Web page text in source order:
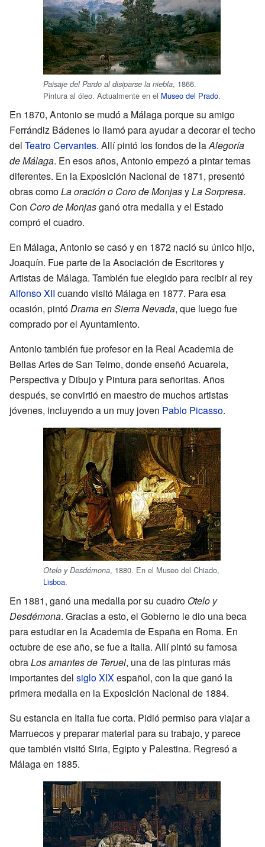
Paisaje del Pardo al disiparse la niebla, 1866.
Pintura al óleo. Actualmente en el Museo del Prado.
En 1870, Antonio se mudó a Málaga porque su amigo
Ferrándiz Bádenes lo llamó para ayudar a decorar el techo
del Teatro Cervantes. Allí pintó los fondos de laAlegoría
de Málaga. En esos años, Antonio empezó a pintar temas
diferentes. En la Exposición Nacional de 1871, presentó
obras comoLa oración o Coro de MonjasyLa Sorpresa.
Con Coro de Monjasganó otra medalla y el Estado
compró el cuadro.
En Málaga, Antonio se casó y en 1872 nació su único hijo,
Joaquín. Fue parte de la Asociación de Escritores y
Artistas de Málaga. También fue elegido para recibir al rey
Alfonso XII cuando visitó Málaga en 1877. Para esa
ocasión, pintó Drama en Sierra Nevada, que luego fue
comprado por el Ayuntamiento.
Antonio también fue profesor en la Real Academia de
Bellas Artes de San Telmo, donde enseñó Acuarela,
Perspectiva y Dibujo y Pintura para señoritas. Años
después, se convirtió en maestro de muchos artistas
jóvenes, incluyendo a un muy joven Pablo Picasso.
Otelo y Desdémona, 1880. En el Museo del Chiado,
Lisboa.
En 1881, ganó una medalla por su cuadro Otelo y
Desdémona. Gracias a esto, el Gobierno le dio una beca
para estudiar en la Academia de España en Roma. En
octubre de ese año, se fue a Italia. Allí pintó su famosa
obraLos amantes de Teruel, una de las pinturas más
importantes del siglo XIX español, con la que ganó la
primera medalla en la Exposición Nacional de 1884.
Su estancia en Italia fue corta. Pidió permiso para viajar a
Marruecos y preparar material para su trabajo, y parece
que también visitó Siria, Egipto y Palestina. Regresó a
Málaga en 1885.